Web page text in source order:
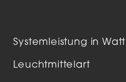
Systemleistung in Watt
Leuchtmittelart